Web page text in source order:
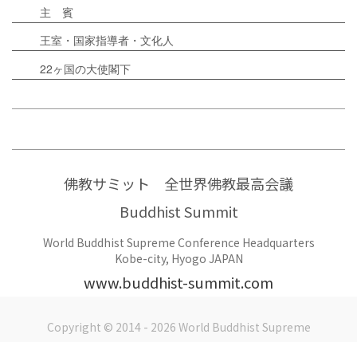
主 賓
王室・国家指導者・文化人
22ヶ国の大使閣下
佛教サミット 全世界佛教最高会議
Buddhist Summit
World Buddhist Supreme Conference Headquarters
Kobe-city, Hyogo JAPAN
www.buddhist-summit.com
Copyright © 2014 - 2026 World Buddhist Supreme